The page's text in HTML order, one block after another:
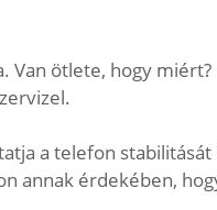
ötlete, hogy
a telefon stabilitását
annak érdekében,